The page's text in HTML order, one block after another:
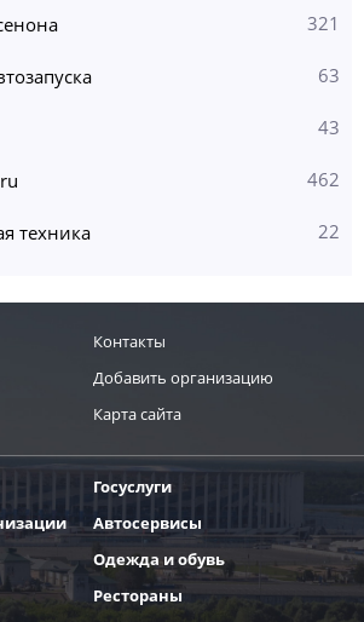
321
63
43
462
техника 22
Контакты
Добавить организацию
Карта сайта
Госуслуги
Автосервисы
Одежда и обувь
Рестораны